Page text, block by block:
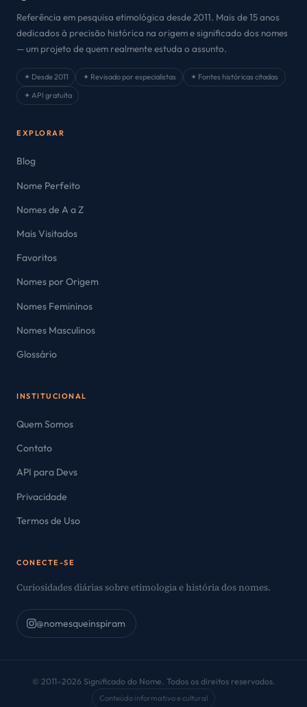
Referência em pesquisa etimológica desde 2011. Mais de 15 anos
dedicados à precisão histórica na origem e significado dos nomes
— um projeto de quem realmente estuda o assunto.
✦ Desde 2011 ✦ Revisado por especialistas
✦ Fontes históricas citadas
✦ API gratuita
EXPLORAR
Blog
Nome Perfeito
Nomes de A a Z
Mais Visitados
Favoritos
Nomes por Origem
Nomes Femininos
Nomes Masculinos
Glossário
INSTITUCIONAL
Quem Somos
Contato
API para Devs
Privacidade
Termos de Uso
CONECTE-SE
Curiosidades diárias sobre etimologia e história dos nomes.
@nomesqueinspiram
© 2011–2026 Significado do Nome. Todos os direitos reservados.
Conteúdo informativo e cultural